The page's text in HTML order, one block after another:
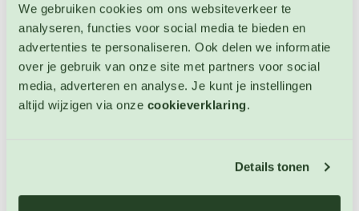
We gebruiken cookies om ons websiteverkeer te
analyseren, functies voor social media te bieden en
advertenties te personaliseren. Ook delen we informatie
over je gebruik van onze site met partners voor social
media, adverteren en analyse. Je kunt je instellingen
altijd wijzigen via onze cookieverklaring.
Details tonen
Spinazie Matador
Spinazie zaden
Artikelnummer: BIO-4603
€ 4,10